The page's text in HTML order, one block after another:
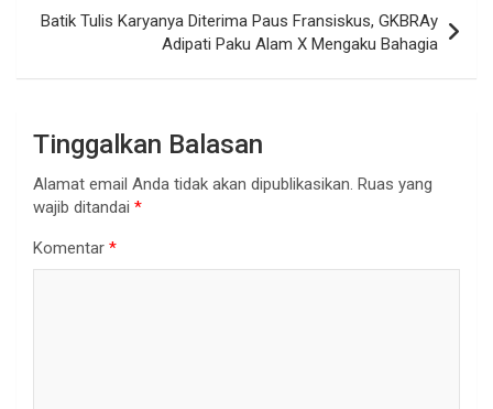
Batik Tulis Karyanya Diterima Paus Fransiskus, GKBRAy
Adipati Paku Alam X Mengaku Bahagia
Tinggalkan Balasan
Alamat email Anda tidak akan dipublikasikan. Ruas yang
wajib ditandai *
Komentar *